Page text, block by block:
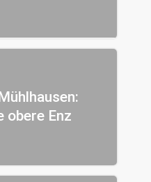
obere Enz